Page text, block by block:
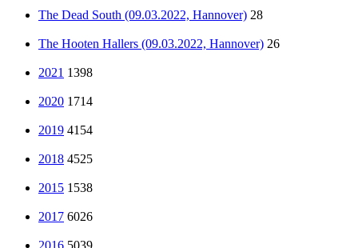
The Dead South (09.03.2022, Hannover) 28
The Hooten Hallers (09.03.2022, Hannover) 26
2021 1398
2020 1714
2019 4154
2018 4525
2015 1538
2017 6026
2016 5039